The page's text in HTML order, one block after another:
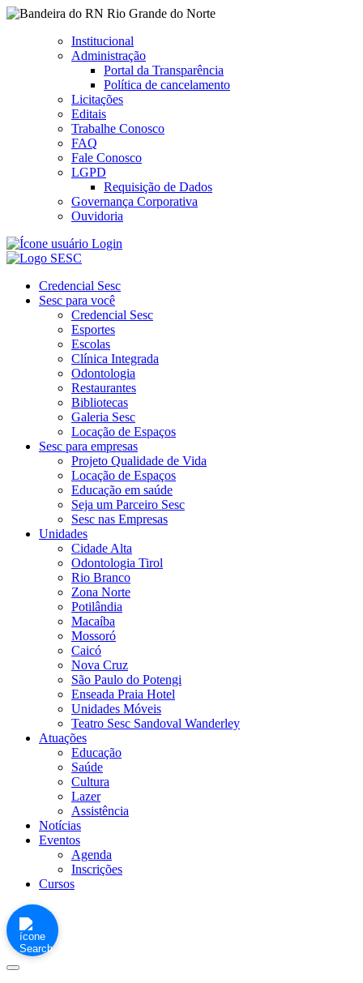
Rio Grande do Norte
Institucional
Administração
Portal da Transparência
Política de cancelamento
Licitações
Editais
Trabalhe Conosco
FAQ
Fale Conosco
LGPD
Requisição de Dados
Governança Corporativa
Ouvidoria
Login
Credencial Sesc
Sesc para você
Credencial Sesc
Esportes
Escolas
Clínica Integrada
Odontologia
Restaurantes
Bibliotecas
Galeria Sesc
Locação de Espaços
Sesc para empresas
Projeto Qualidade de Vida
Locação de Espaços
Educação em saúde
Seja um Parceiro Sesc
Sesc nas Empresas
Unidades
Cidade Alta
Odontologia Tirol
Rio Branco
Zona Norte
Potilândia
Macaíba
Mossoró
Caicó
Nova Cruz
São Paulo do Potengi
Enseada Praia Hotel
Unidades Móveis
Teatro Sesc Sandoval Wanderley
Atuações
Educação
Saúde
Cultura
Lazer
Assistência
Notícias
Eventos
Agenda
Inscrições
Cursos